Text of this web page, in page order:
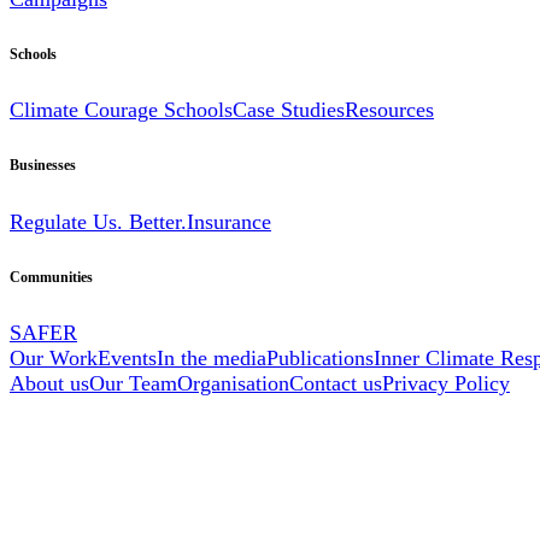
Schools
Climate Courage SchoolsCase StudiesResources
Businesses
Regulate Us. Better.Insurance
Communities
SAFER
Our WorkEventsIn the mediaPublicationsInner Climate
About usOur TeamOrganisationContact usPrivacy Policy